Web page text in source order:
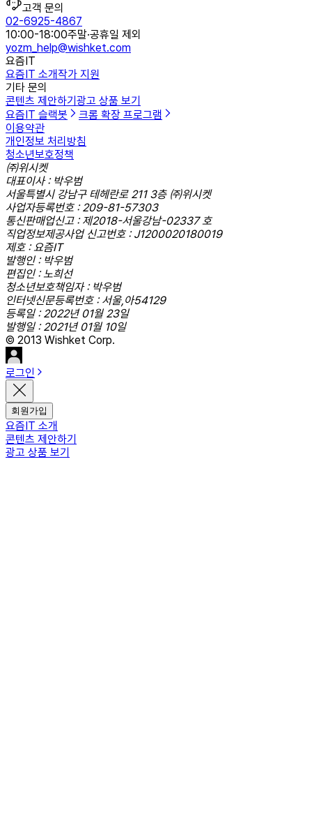
고객 문의
02-6925-4867
10:00-18:00주말·공휴일 제외
yozm_help@wishket.com
요즘IT
요즘IT 소개작가 지원
기타 문의
콘텐츠 제안하기광고 상품 보기
요즘IT 슬랙봇
크롬 확장 프로그램
이용약관
개인정보 처리방침
청소년보호정책
㈜위시켓
대표이사 : 박우범
서울특별시 강남구 테헤란로 211 3층 ㈜위시켓
사업자등록번호 : 209-81-57303
통신판매업신고 : 제2018-서울강남-02337 호
직업정보제공사업 신고번호 : J1200020180019
제호 : 요즘IT
발행인 : 박우범
편집인 : 노희선
청소년보호책임자 : 박우범
인터넷신문등록번호 : 서울,아54129
등록일 : 2022년 01월 23일
발행일 : 2021년 01월 10일
© 2013 Wishket Corp.
로그인
회원가입
요즘IT 소개
콘텐츠 제안하기
광고 상품 보기